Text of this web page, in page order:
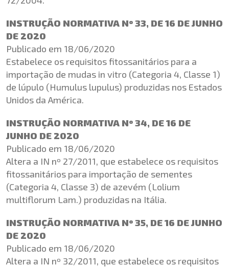
INSTRUÇÃO NORMATIVA Nº 33, DE 16 DE JUNHO
DE 2020
Publicado em 18/06/2020
Estabelece os requisitos fitossanitários para a
importação de mudas in vitro (Categoria 4, Classe 1)
de lúpulo (Humulus lupulus) produzidas nos Estados
Unidos da América.
INSTRUÇÃO NORMATIVA Nº 34, DE 16 DE
JUNHO DE 2020
Publicado em 18/06/2020
Altera a IN nº 27/2011, que estabelece os requisitos
fitossanitários para importação de sementes
(Categoria 4, Classe 3) de azevém (Lolium
multiflorum Lam.) produzidas na Itália.
INSTRUÇÃO NORMATIVA Nº 35, DE 16 DE JUNHO
DE 2020
Publicado em 18/06/2020
Altera a IN nº 32/2011, que estabelece os requisitos